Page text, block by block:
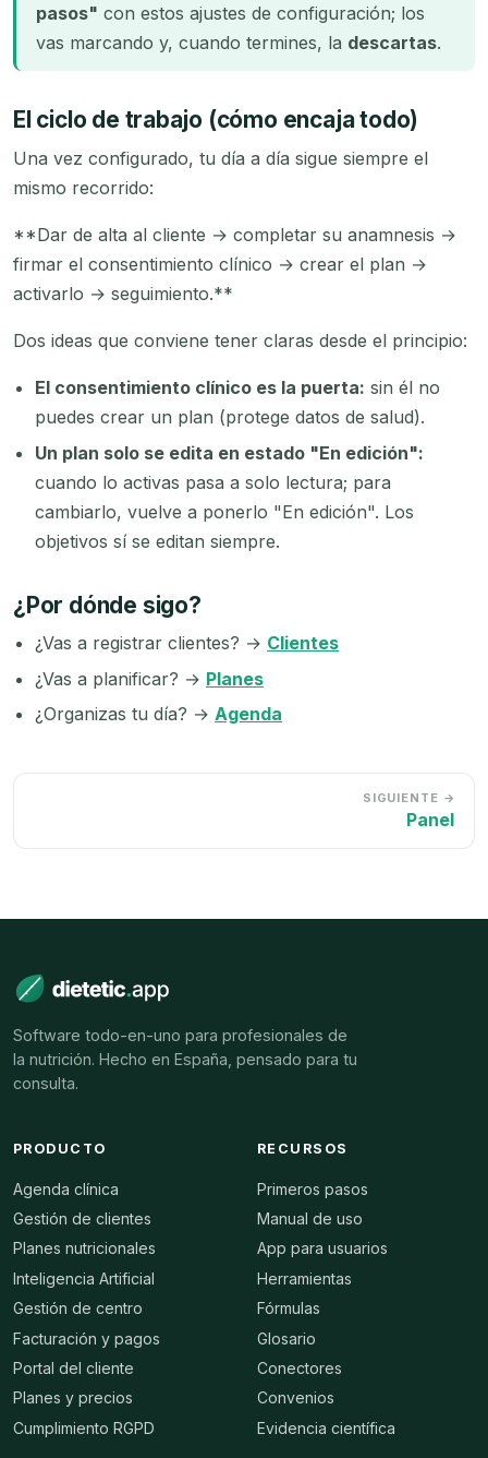
pasos" con estos ajustes de configuración; los
vas marcando y, cuando termines, la descartas.
El ciclo de trabajo (cómo encaja todo)
Una vez configurado, tu día a día sigue siempre el
mismo recorrido:
**Dar de alta al cliente → completar su anamnesis →
firmar el consentimiento clínico → crear el plan →
activarlo → seguimiento.**
Dos ideas que conviene tener claras desde el principio:
El consentimiento clínico es la puerta: sin él no
puedes crear un plan (protege datos de salud).
Un plan solo se edita en estado "En edición":
cuando lo activas pasa a solo lectura; para
cambiarlo, vuelve a ponerlo "En edición". Los
objetivos sí se editan siempre.
¿Por dónde sigo?
¿Vas a registrar clientes? → Clientes
¿Vas a planificar? → Planes
¿Organizas tu día? → Agenda
SIGUIENTE →
Panel
Software todo-en-uno para profesionales de
la nutrición. Hecho en España, pensado para tu
consulta.
PRODUCTO
Agenda clínica
Gestión de clientes
Planes nutricionales
Inteligencia Artificial
Gestión de centro
Facturación y pagos
Portal del cliente
Planes y precios
Cumplimiento RGPD
RECURSOS
Primeros pasos
Manual de uso
App para usuarios
Herramientas
Fórmulas
Glosario
Conectores
Convenios
Evidencia científica